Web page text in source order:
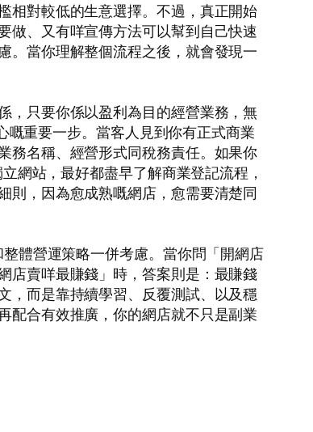
相對較低的生意選擇。不過，真正開始
做、又有咩宣傳方法可以幫到自己快速
。當你理解整個流程之後，就會發現一
，只要你係以盈利為目的經營業務，無
嘅重要一步。當客人見到你有正式商業
務名稱、經營形式同稅務責任。如果你
網站，最好都盡早了解商業登記流程，
則，因為愈成熟嘅網店，愈需要清楚同
體營運策略一併考慮。當你問「開網店
店賣咩最賺錢」時，答案則是：最賺錢
，而是靠持續學習、反覆測試、以及穩
配合有效推廣，你的網店就不只是副業